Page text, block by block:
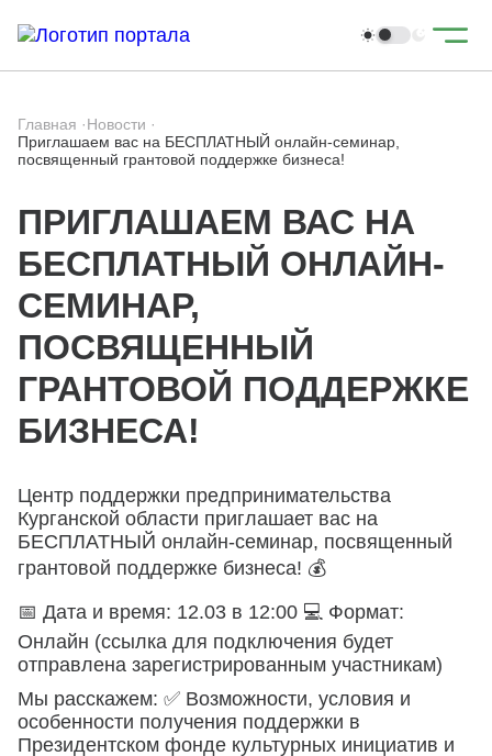
Главная ·Новости ·
Приглашаем вас на БЕСПЛАТНЫЙ онлайн-семинар,
посвященный грантовой поддержке бизнеса!
ПРИГЛАШАЕМ ВАС НА
БЕСПЛАТНЫЙ ОНЛАЙН-
СЕМИНАР,
ПОСВЯЩЕННЫЙ
ГРАНТОВОЙ ПОДДЕРЖКЕ
БИЗНЕСА!
Центр поддержки предпринимательства
Курганской области приглашает вас на
БЕСПЛАТНЫЙ онлайн-семинар, посвященный
грантовой поддержке бизнеса! 💰
📅 Дата и время: 12.03 в 12:00 💻 Формат:
Онлайн (ссылка для подключения будет
отправлена зарегистрированным участникам)
Мы расскажем: ✅ Возможности, условия и
особенности получения поддержки в
Президентском фонде культурных инициатив и